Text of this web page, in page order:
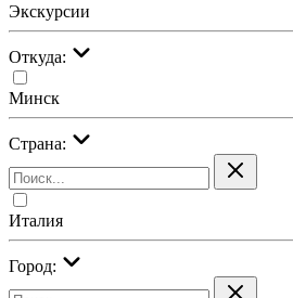
Экскурсии
Откуда:
Минск
Страна:
Италия
Город: